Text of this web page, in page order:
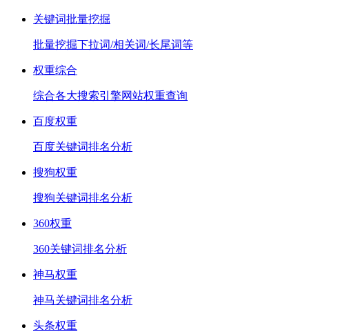
关键词批量挖掘
批量挖掘下拉词/相关词/长尾词等
权重综合
综合各大搜索引擎网站权重查询
百度权重
百度关键词排名分析
搜狗权重
搜狗关键词排名分析
360权重
360关键词排名分析
神马权重
神马关键词排名分析
头条权重